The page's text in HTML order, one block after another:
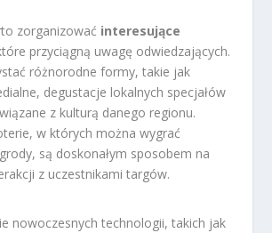
zorganizować interesujące
przyciągną uwagę odwiedzających.
różnorodne formy, takie jak
degustacje lokalnych specjałów
z kulturą danego regionu.
w których można wygrać
są doskonałym sposobem na
z uczestnikami targów.
nowoczesnych technologii, takich jak